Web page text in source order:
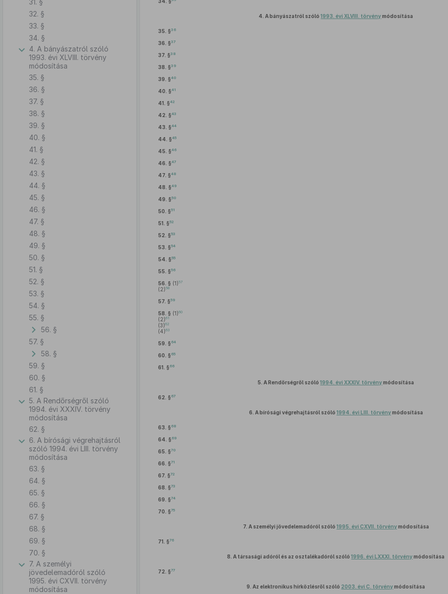
32. §
33. §
34. §
4. A bányászatról szóló
1993. évi XLVIII. törvény
módosítása
35. §
36. §
37. §
38. §
39. §
40. §
41. §
42. §
43. §
44. §
45. §
46. §
47. §
48. §
49. §
50. §
51. §
52. §
53. §
54. §
55. §
56. §
57. §
58. §
59. §
60. §
61. §
5. A Rendőrségről szóló
1994. évi XXXIV. törvény
módosítása
62. §
6. A bírósági végrehajtásról
szóló 1994. évi LIII. törvény
módosítása
63. §
64. §
65. §
66. §
67. §
68. §
69. §
70. §
7. A személyi
jövedelemadóról szóló
1995. évi CXVII. törvény
módosítása
4. A bányászatról szóló1993. évi XLVIII. törvénymódosítása
35. §36
36. §37
37. §38
38. §39
39. §40
40. §41
41. §42
42. §43
43. §44
44. §45
45. §46
46. §47
47. §48
48. §49
49. §50
50. §51
51. §52
52. §53
53. §54
54. §55
55. §56
56. § (1)57
(2)58
57. §59
58. § (1)60
(2)61
(3)62
(4)63
59. § 64
60. § 65
61. § 66
5. A Rendőrségről szóló1994. évi XXXIV. törvénymódosítása
62. § 67
6. A bírósági végrehajtásról szóló 1994. évi LIII. törvénymódosítása
63. § 68
64. § 69
65. §70
66. §71
67. §72
68. §73
69. §74
70. §75
7. A személyi jövedelemadóról szóló 1995. évi CXVII. törvénymódosítása
71. §76
8. A társasági adóról és az osztalékadóról szóló1996. évi LXXXI. törvénymódosítása
72. §77
9. Az elektronikus hírközlésről szóló 2003. évi C. törvénymódosítása